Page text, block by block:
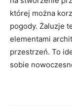
której można
pogody. Żaluzje
elementami
przestrzeń. To
sobie